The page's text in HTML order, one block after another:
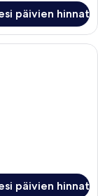
päivien hinnat
on ruokapöytä,
päivien hinnat